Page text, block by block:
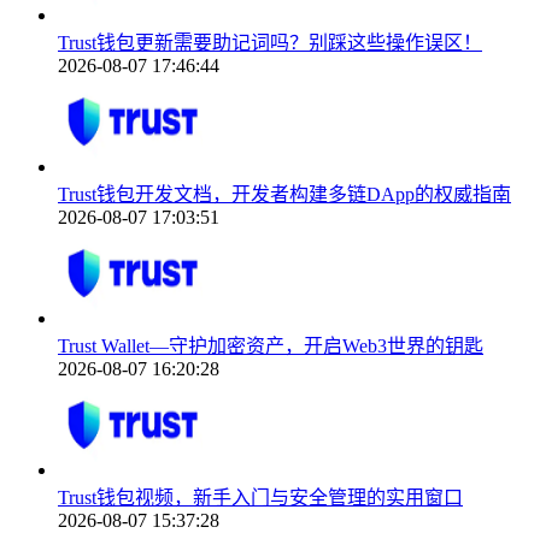
Trust钱包更新需要助记词吗？别踩这些操作误区！
2026-08-07 17:46:44
Trust钱包开发文档，开发者构建多链DApp的权威指南
2026-08-07 17:03:51
Trust Wallet—守护加密资产，开启Web3世界的钥匙
2026-08-07 16:20:28
Trust钱包视频，新手入门与安全管理的实用窗口
2026-08-07 15:37:28